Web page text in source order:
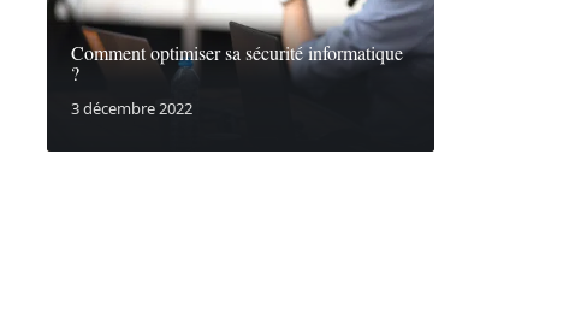
Comment optimiser sa sécurité informatique
?
3 décembre 2022